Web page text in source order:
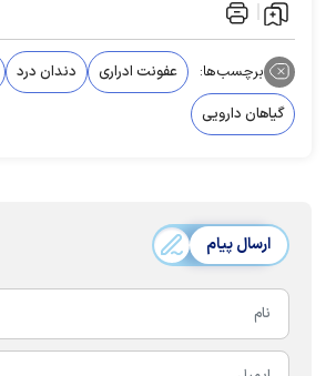
برچسب‌ها: عفونت ادراری دندان درد
گیاهان دارویی
ارسال پیام